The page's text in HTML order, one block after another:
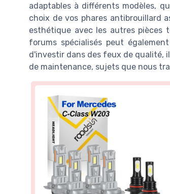
adaptables à différents modèles,
choix de vos phares antibrouillard
esthétique avec les autres pièces
forums spécialisés peut
d'investir dans des feux de qualité,
de maintenance, sujets que nous